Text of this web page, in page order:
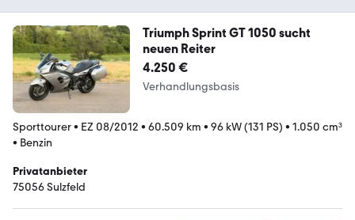
Triumph Sprint GT 1050 sucht
neuen Reiter
4.250 €
Verhandlungsbasis
Sporttourer• EZ 08/2012 • 60.509 km • 96 kW (131 PS) • 1.050 cm³
• Benzin
Privatanbieter
75056 Sulzfeld